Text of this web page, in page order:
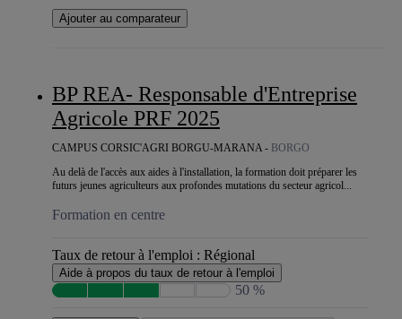
Ajouter au comparateur
BP REA- Responsable d'Entreprise
Agricole PRF 2025
CAMPUS CORSIC'AGRI BORGU-MARANA - BORGO
Au delà de l'accès aux aides à l'installation, la formation doit préparer les
futurs jeunes agriculteurs aux profondes mutations du secteur agricol...
Formation en centre
Taux de retour à l'emploi : Régional
Aide à propos du taux de retour à l'emploi
50 %